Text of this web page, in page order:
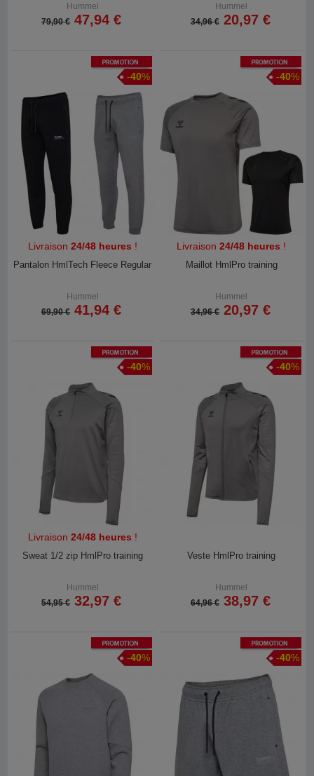
Hummel
79,90 € 47,94 €
Hummel
34,96 € 20,97 €
Promotion
-40%
Livraison 24/48 heures !
Pantalon HmlTech Fleece Regular
Hummel
69,90 € 41,94 €
Promotion
-40%
Livraison24/48 heures !
Maillot HmlPro training
Hummel
34,96 € 20,97 €
Promotion
-40%
Livraison 24/48 heures !
Sweat 1/2 zip HmlPro training
Hummel
54,95 € 32,97 €
Promotion
-40%
Veste HmlPro training
Hummel
64,96 € 38,97 €
Promotion
-40%
Promotion
-40%